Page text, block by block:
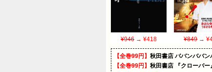
¥946 → ¥418 ¥849→
【全巻99円】 秋田書店 ババンババン
【全巻99円】 秋田書店 『クローバ